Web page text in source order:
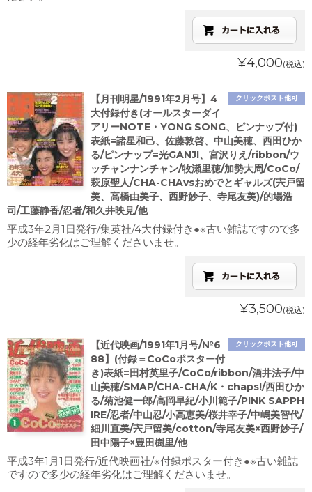
¥4,000(税込)
クリックポスト他可
【月刊明星/1991年2月号】4
大付録付き(オールスターダイ
アリーNOTE・YONG SONG、ピンナップ付)
表紙=諸星和己、佐藤敦啓、中山美穂、西田ひか
る/ピンナップ=光GANJI、宮沢りえ/ribbon/ウ
ッチャンナンチャン/牧瀬里穂/加勢大周/CoCo/
萩原聖人/CHA-CHAvsおめでとギャルズ(宍戸留
美、高橋由美子、西野妙子、寺尾友美)/的場浩
司/工藤静香/忍者/和久井映見/他
平成3年2月1日発行/集英社/4大付録付き●※古い雑誌ですので多
少の経年劣化はご理解くださいませ。
¥3,500(税込)
クリックポスト他可
【近代映画/1991年1月号/№6
88】(付録＝CoCoポスター付
き)表紙=田村英里子/CoCo/ribbon/酒井法子/中
山美穂/SMAP/CHA-CHA/K・chaps!/西田ひか
る/菊池健一郎/高岡早紀/小川範子/PINK SAPPH
IRE/忍者/中山忍/小高恵美/桜井幸子/中嶋美智代/
細川直美/宍戸留美/cotton/寺尾友美×西野妙子/
田中陽子×豊田樹里/他
平成3年1月1日発行/近代映画社/※付録ポスター付き●※古い雑誌
ですので多少の経年劣化はご理解くださいませ。